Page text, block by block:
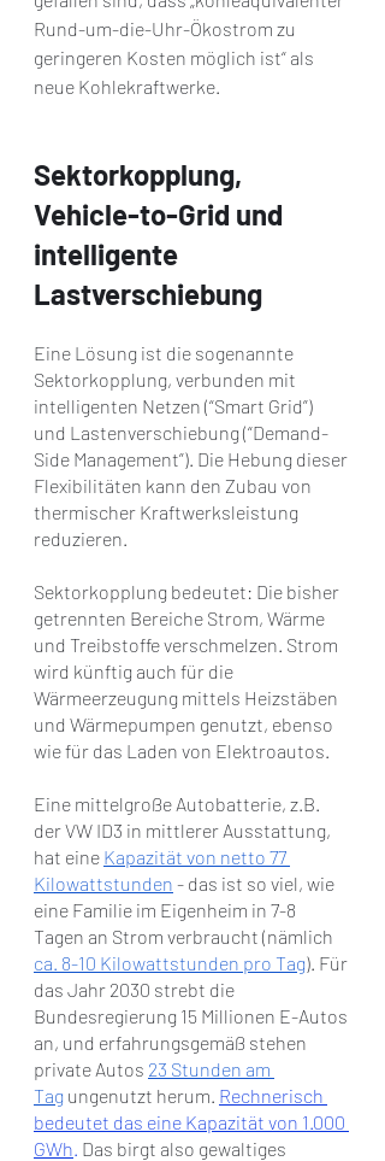
Rund-um-die-Uhr-Ökostrom zu
geringeren Kosten möglich ist“ als
neue Kohlekraftwerke.
Sektorkopplung,
Vehicle-to-Grid und
intelligente
Lastverschiebung
Eine Lösung ist die sogenannte
Sektorkopplung, verbunden mit
intelligenten Netzen (“Smart Grid”)
und Lastenverschiebung (“Demand-
Side Management”). Die Hebung dieser
Flexibilitäten kann den Zubau von
thermischer Kraftwerksleistung
reduzieren.
Sektorkopplung bedeutet: Die bisher
getrennten Bereiche Strom, Wärme
und Treibstoffe verschmelzen. Strom
wird künftig auch für die
Wärmeerzeugung mittels Heizstäben
und Wärmepumpen genutzt, ebenso
wie für das Laden von Elektroautos.
Eine mittelgroße Autobatterie, z.B.
der VW ID3 in mittlerer Ausstattung,
hat eine Kapazität von netto 77
Kilowattstunden - das ist so viel, wie
eine Familie im Eigenheim in 7-8
Tagen an Strom verbraucht (nämlich
ca. 8-10 Kilowattstunden pro Tag). Für
das Jahr 2030 strebt die
Bundesregierung 15 Millionen E-Autos
an, und erfahrungsgemäß stehen
private Autos 23 Stunden am
Tag ungenutzt herum. Rechnerisch
bedeutet das eine Kapazität von 1.000
GWh Das birgt also gewaltiges